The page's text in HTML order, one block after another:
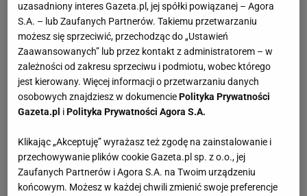
uzasadniony interes Gazeta.pl, jej spółki powiązanej – Agora
S.A. – lub Zaufanych Partnerów. Takiemu przetwarzaniu
możesz się sprzeciwić, przechodząc do „Ustawień
Zaawansowanych” lub przez kontakt z administratorem – w
zależności od zakresu sprzeciwu i podmiotu, wobec którego
jest kierowany. Więcej informacji o przetwarzaniu danych
osobowych znajdziesz w dokumenciePolityka Prywatności
Gazeta.pl iPolityka Prywatności Agora S.A.
Klikając „Akceptuję” wyrażasz też zgodę na zainstalowanie i
przechowywanie plików cookie Gazeta.pl sp. z o.o., jej
Zaufanych Partnerów i Agora S.A. na Twoim urządzeniu
końcowym. Możesz w każdej chwili zmienić swoje preferencje